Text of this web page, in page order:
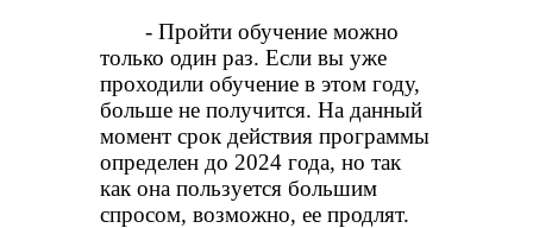
- Пройти обучение можно
только один раз. Если вы уже
проходили обучение в этом году,
больше не получится. На данный
момент срок действия программы
определен до 2024 года, но так
как она пользуется большим
спросом, возможно, ее продлят.